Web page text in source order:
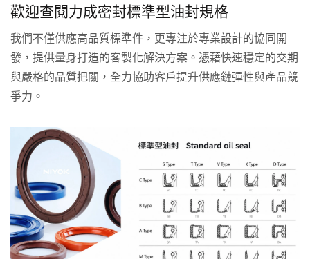
歡迎查閱力成密封標準型油封規格
我們不僅供應高品質標準件，更專注於專業設計的協同開
發，提供量身打造的客製化解決方案。憑藉快速穩定的交期
與嚴格的品質把關，全力協助客戶提升供應鏈彈性與產品競
爭力。